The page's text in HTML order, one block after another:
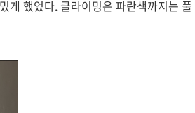
게 했었다. 클라이밍은 파란색까지는 풀